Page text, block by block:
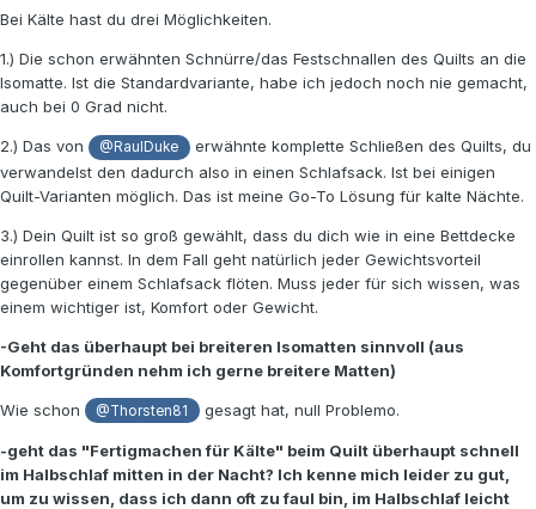
Bei Kälte hast du drei Möglichkeiten.
1.) Die schon erwähnten Schnürre/das Festschnallen des Quilts an die
Isomatte. Ist die Standardvariante, habe ich jedoch noch nie gemacht,
auch bei 0 Grad nicht.
2.) Das von @RaulDuke
erwähnte komplette Schließen des Quilts, du
verwandelst den dadurch also in einen Schlafsack. Ist bei einigen
Quilt-Varianten möglich. Das ist meine Go-To Lösung für kalte Nächte.
3.) Dein Quilt ist so groß gewählt, dass du dich wie in eine Bettdecke
einrollen kannst. In dem Fall geht natürlich jeder Gewichtsvorteil
gegenüber einem Schlafsack flöten. Muss jeder für sich wissen, was
einem wichtiger ist, Komfort oder Gewicht.
-Geht das überhaupt bei breiteren Isomatten sinnvoll (aus
Komfortgründen nehm ich gerne breitere Matten)
Wie schon @Thorsten81 gesagt hat, null Problemo.
-geht das "Fertigmachen für Kälte" beim Quilt überhaupt schnell
im Halbschlaf mitten in der Nacht? Ich kenne mich leider zu gut,
um zu wissen, dass ich dann oft zu faul bin, im Halbschlaf leicht